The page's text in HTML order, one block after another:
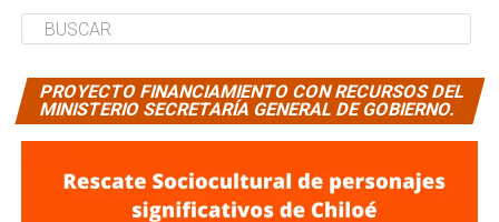
PROYECTO FINANCIAMIENTO CON RECURSOS DEL
MINISTERIO SECRETARÍA GENERAL DE GOBIERNO.